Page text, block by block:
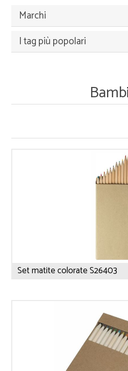
Marchi
I tag più popolari
Set matite colorate S26403